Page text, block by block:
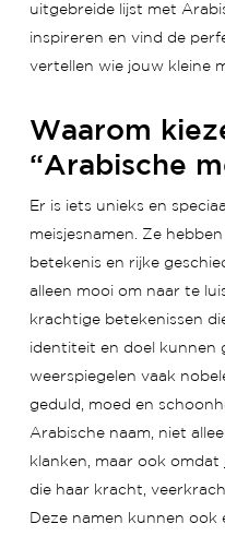
uitgebreide lijst met
inspireren en vind de
vertellen wie jouw kleine
Waarom
“Arabische
Er is iets unieks en
meisjesnamen. Ze
betekenis en rijke
alleen mooi om naar te
krachtige betekenissen
identiteit en doel kunnen
weerspiegelen vaak
geduld, moed en
Arabische naam, niet
klanken, maar ook omdat
die haar kracht,
Deze namen kunnen